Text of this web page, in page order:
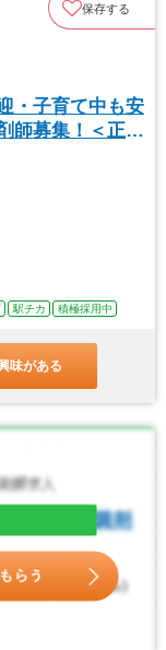
保存する
・子育て中も安
師募集！＜正社
駅チカ 積極採用中
味がある